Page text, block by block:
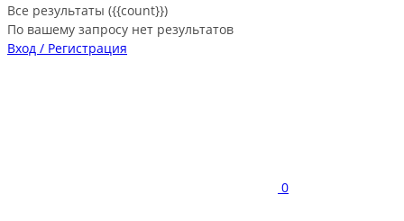
Все результаты ({{count}})
По вашему запросу нет результатов
Вход / Регистрация
0